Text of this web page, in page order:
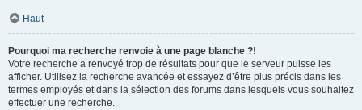
Haut
Pourquoi ma recherche renvoie à une page blanche ?!
Votre recherche a renvoyé trop de résultats pour que le serveur puisse les
afficher. Utilisez la recherche avancée et essayez d’être plus précis dans les
termes employés et dans la sélection des forums dans lesquels vous souhaitez
effectuer une recherche.